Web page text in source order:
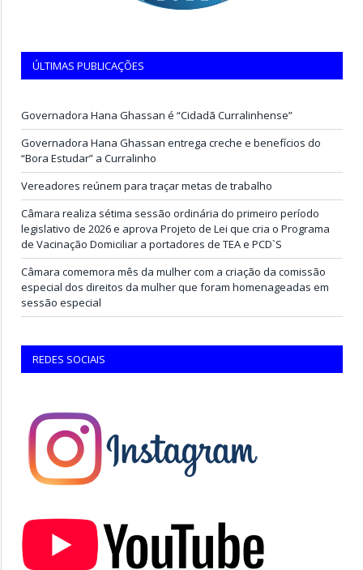
ÚLTIMAS PUBLICAÇÕES
Governadora Hana Ghassan é “Cidadã Curralinhense”
Governadora Hana Ghassan entrega creche e benefícios do
“Bora Estudar” a Curralinho
Vereadores reúnem para traçar metas de trabalho
Câmara realiza sétima sessão ordinária do primeiro período
legislativo de 2026 e aprova Projeto de Lei que cria o Programa
de Vacinação Domiciliar a portadores de TEA e PCD`S
Câmara comemora mês da mulher com a criação da comissão
especial dos direitos da mulher que foram homenageadas em
sessão especial
REDES SOCIAIS